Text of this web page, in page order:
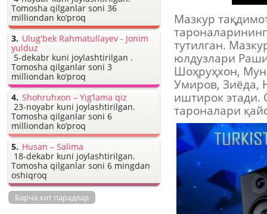
Мазкур
тутилган.
юлдузлари
Шоҳруҳхон,
Умиров, Зиёда,
иштирок этади.
тароналари
Tomosha qilganlar soni 36
milliondan ko’proq
Ulug'bek Rahmatullayev - Jonim
yulduz
5-dekabr kuni joylashtirilgan .
Tomosha qilganlar soni 3
milliondan ko’proq
Shohruhxon – Yig’lama qiz
23-noyabr kuni joylashtirilgan.
Tomosha qilganlar soni 6
milliondan ko’proq
Husan – Salima
18-dekabr kuni joylashtirilgan.
Tomosha qilganlar soni 6 mingdan
oshiqroq
Барча хит парадлар